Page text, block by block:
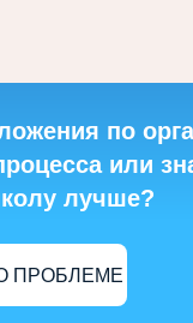
по
или
лучше?
ПРОБЛЕМЕ